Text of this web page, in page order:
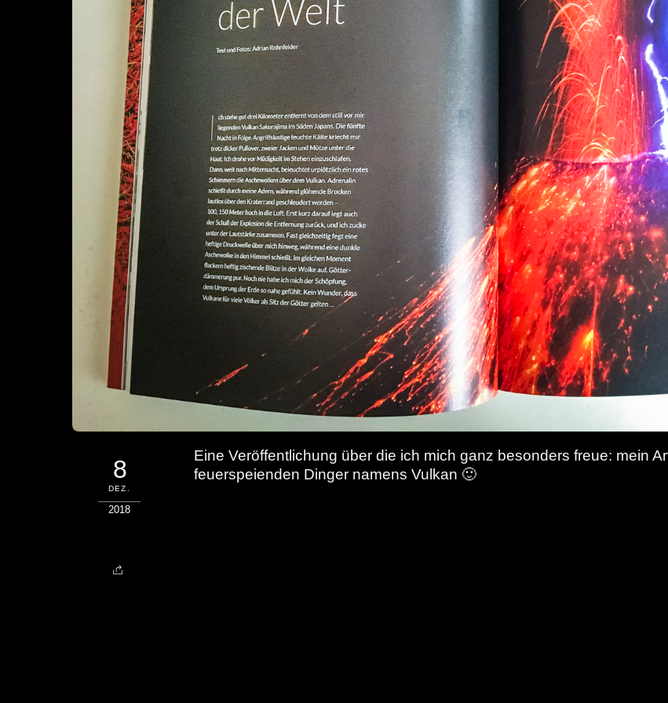
8
DEZ.
2018
Eine Veröffentlichung über die ich mich ganz besonders freue: mein
feuerspeienden Dinger namens Vulkan 🙂